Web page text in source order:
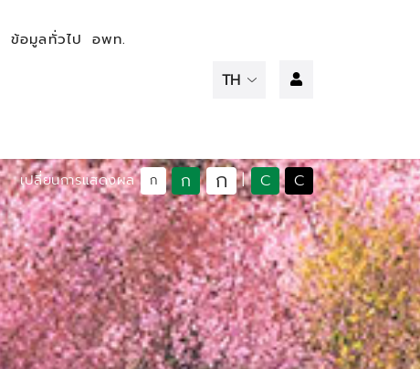
ข้อมูลทั่วไป อพท.
เปลี่ยนการแสดงผล ก ก ก | C C